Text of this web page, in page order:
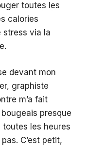
toutes les
calories
stress via la
devant mon
graphiste
m’a fait
presque
les heures
C’est petit,